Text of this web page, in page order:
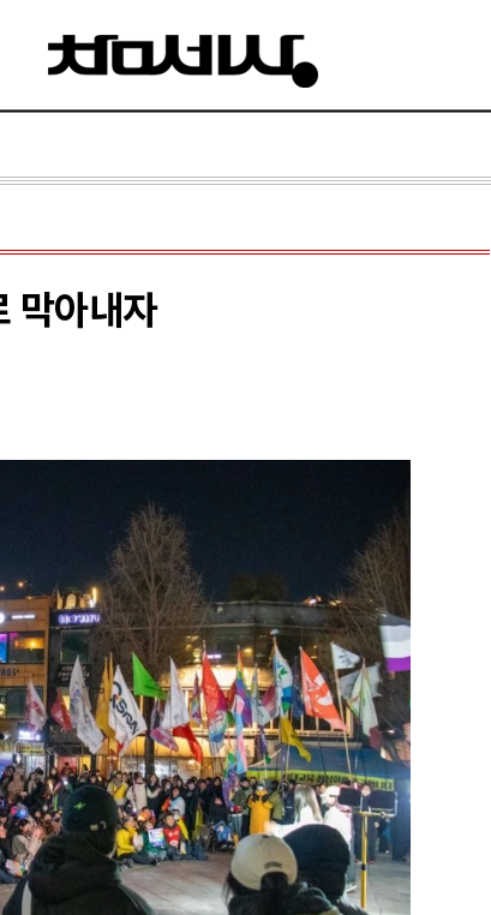
막아내자
AI와 인간
중국 AI, 저가 공세로 글로벌 토큰 시..
AI 국부펀드 구상 놓고 미국 진보진영 ..
AI 데이터센터 반대 투쟁은 새로운 글로..
AI의 숨은 환경 비용: 데이터센터 확산..
AI는 어떻게 미국 민주주의를 잠식하고 ..